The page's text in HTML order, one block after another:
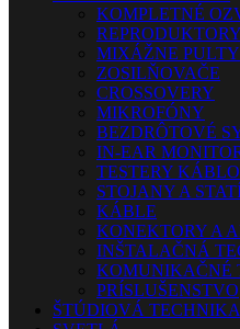
KOMPLETNÉ
REPRODUKTORY
MIXÁŽNE PULTY
ZOSILŇOVAČE
CROSSOVERY
MIKROFÓNY
BEZDRÔTOVÉ
IN-EAR
TESTERY
STOJANY A
KÁBLE
KONEKTORY A
INŠTALAČNÁ
KOMUNIKAČNÉ
PRÍSLUŠENSTVO
ŠTÚDIOVÁ TECHNIKA